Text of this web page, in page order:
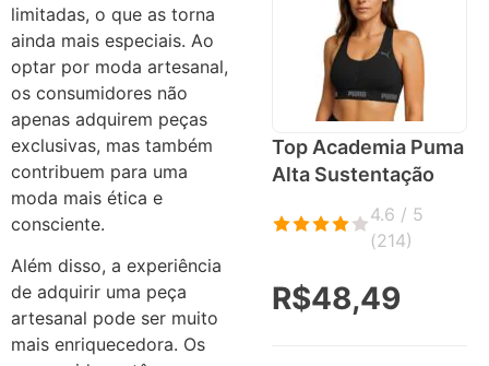
limitadas, o que as torna
ainda mais especiais. Ao
optar por moda artesanal,
os consumidores não
apenas adquirem peças
exclusivas, mas também
contribuem para uma
moda mais ética e
consciente.
Além disso, a experiência
de adquirir uma peça
artesanal pode ser muito
mais enriquecedora. Os
Top Academia Puma
Alta Sustentação
4.6 / 5
(214)
R$48,49